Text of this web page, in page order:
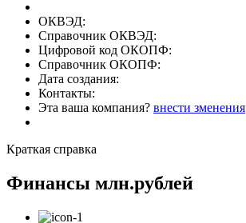
ОКВЭД:
Справочник ОКВЭД:
Цифровой код ОКОПФ:
Справочник ОКОПФ:
Дата создания:
Контакты:
Эта ваша компания? внести зменения
Краткая справка
Финансы млн.рублей